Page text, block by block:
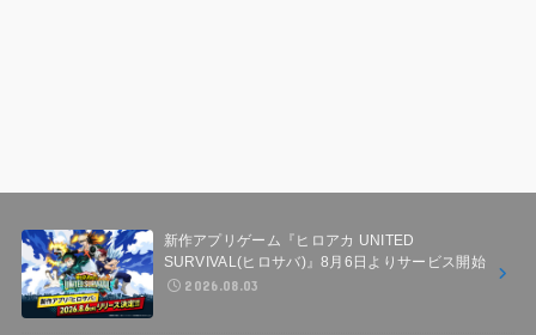
新作アプリゲーム『ヒロアカ UNITED
SURVIVAL(ヒロサバ)』8月6日よりサービス開始
2026.08.03